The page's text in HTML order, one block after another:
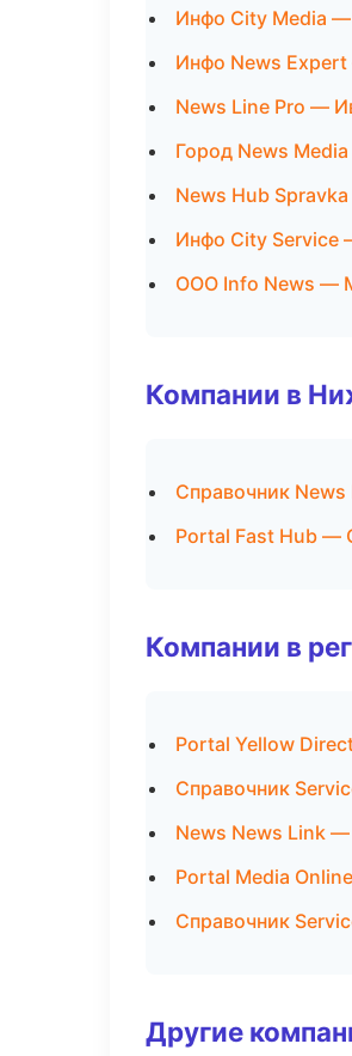
Инфо City Media
Инфо News
News Line Pro —
Город News
News Hub
Инфо City Service
ООО Info News —
Компании в
Справочник
Portal Fast Hub —
Компании в
Portal Yellow
Справочник
News News Link
Portal Media
Справочник
Другие